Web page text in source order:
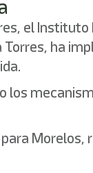
el
Torres, ha
los